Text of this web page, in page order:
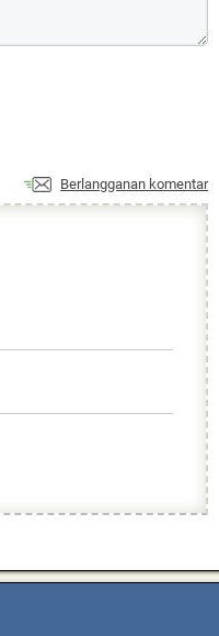
Berlangganan komentar